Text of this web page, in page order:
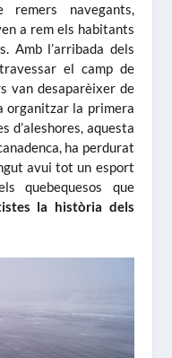
remers navegants,
a rem els habitants
Amb l’arribada dels
el camp de
van desaparèixer de
organitzar la primera
d’aleshores, aquesta
ha perdurat
avui tot un esport
quebequesos que
la història dels